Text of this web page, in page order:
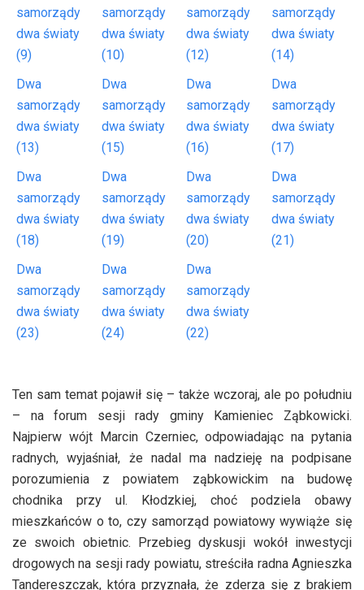
samorządy
dwa światy
(9)
samorządy
dwa światy
(10)
samorządy
dwa światy
(12)
samorządy
dwa światy
(14)
Dwa
samorządy
dwa światy
(13)
Dwa
samorządy
dwa światy
(15)
Dwa
samorządy
dwa światy
(16)
Dwa
samorządy
dwa światy
(17)
Dwa
samorządy
dwa światy
(18)
Dwa
samorządy
dwa światy
(19)
Dwa
samorządy
dwa światy
(20)
Dwa
samorządy
dwa światy
(21)
Dwa
samorządy
dwa światy
(23)
Dwa
samorządy
dwa światy
(24)
Dwa
samorządy
dwa światy
(22)
Ten sam temat pojawił się – także wczoraj, ale po południu
– na forum sesji rady gminy Kamieniec Ząbkowicki.
Najpierw wójt Marcin Czerniec, odpowiadając na pytania
radnych, wyjaśniał, że nadal ma nadzieję na podpisane
porozumienia z powiatem ząbkowickim na budowę
chodnika przy ul. Kłodzkiej, choć podziela obawy
mieszkańców o to, czy samorząd powiatowy wywiąże się
ze swoich obietnic. Przebieg dyskusji wokół inwestycji
drogowych na sesji rady powiatu, streściła radna Agnieszka
Tandereszczak, która przyznała, że zderza się z brakiem